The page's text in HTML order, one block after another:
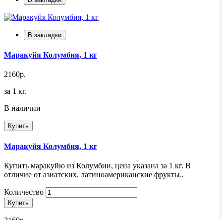
В закладки
Маракуйя Колумбия, 1 кг
2160р.
за 1 кг.
В наличии
Купить
Маракуйя Колумбия, 1 кг
Купить маракуйю из Колумбии, цена указана за 1 кг. В
отличие от азиатских, латиноамериканские фрукты..
Количество
Купить